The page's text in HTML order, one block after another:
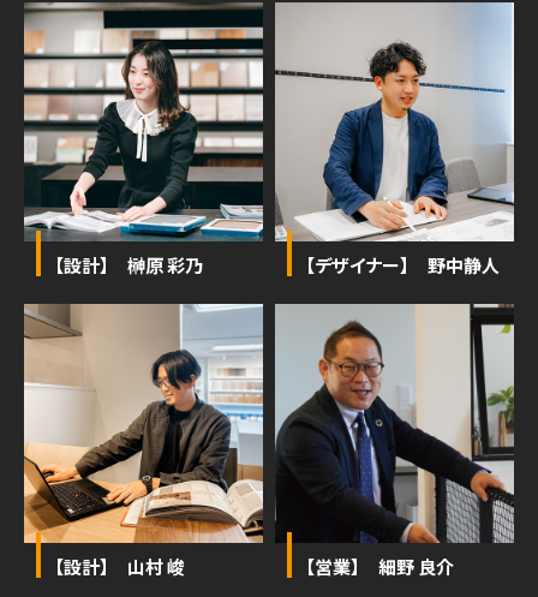
【設計】 榊原 彩乃 【デザイナー】 野中静人
【設計】 山村 峻 【営業】 細野 良介